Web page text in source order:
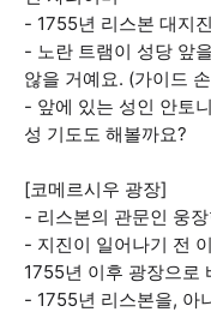
- 1755년 리스본 대지
- 노란 트램이 성당 앞
않을 거예요. (가이드
- 앞에 있는 성인 안토
성 기도도 해볼까요?
[코메르시우 광장]
- 리스본의 관문인 웅
- 지진이 일어나기 전
1755년 이후 광장으로
- 1755년 리스본을, 아